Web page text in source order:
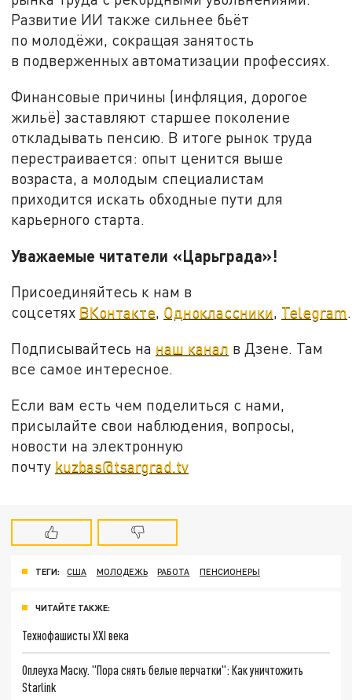
Развитие ИИ также сильнее бьёт
по молодёжи, сокращая занятость
в подверженных автоматизации профессиях.
Финансовые причины (инфляция, дорогое
жильё) заставляют старшее поколение
откладывать пенсию. В итоге рынок труда
перестраивается: опыт ценится выше
возраста, а молодым специалистам
приходится искать обходные пути для
карьерного старта.
Уважаемые читатели «Царьграда»!
Присоединяйтесь к нам в
соцсетях ВКонтакте, Одноклассники, Telegram.
Подписывайтесь на наш канал в Дзене. Там
все самое интересное.
Если вам есть чем поделиться с нами,
присылайте свои наблюдения, вопросы,
новости на электронную
почту kuzbas@tsargrad.tv
ТЕГИ: США МОЛОДЕЖЬ РАБОТА ПЕНСИОНЕРЫ
ЧИТАЙТЕ ТАКЖЕ:
Технофашисты XXI века
Оплеуха Маску. "Пора снять белые перчатки": Как уничтожить
Starlink